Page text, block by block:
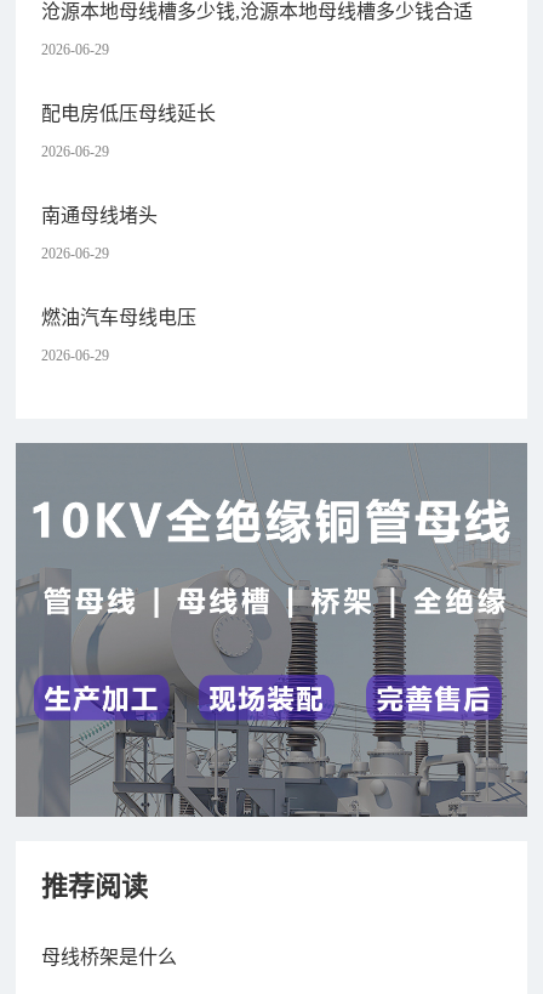
沧源本地母线槽多少钱,沧源本地母线槽多少钱合适
2026-06-29
配电房低压母线延长
2026-06-29
南通母线堵头
2026-06-29
燃油汽车母线电压
2026-06-29
推荐阅读
母线桥架是什么